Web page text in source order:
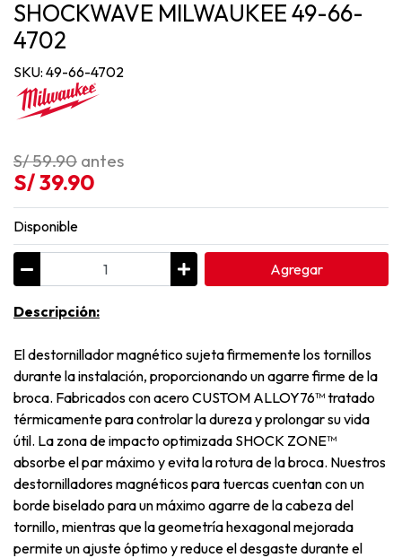
SHOCKWAVE MILWAUKEE 49-66-
4702
SKU: 49-66-4702
S/ 59.90 antes
S/ 39.90
Disponible
Agregar
Descripción:
El destornillador magnético sujeta firmemente los tornillos
durante la instalación, proporcionando un agarre firme de la
broca. Fabricados con acero CUSTOM ALLOY76™ tratado
térmicamente para controlar la dureza y prolongar su vida
útil. La zona de impacto optimizada SHOCK ZONE™
absorbe el par máximo y evita la rotura de la broca. Nuestros
destornilladores magnéticos para tuercas cuentan con un
borde biselado para un máximo agarre de la cabeza del
tornillo, mientras que la geometría hexagonal mejorada
permite un ajuste óptimo y reduce el desgaste durante el